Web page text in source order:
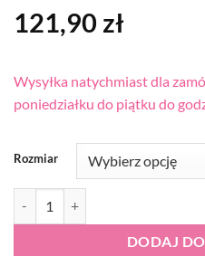
121,90 zł
Wysyłka natychmiast dla
poniedziałku do piątku do
Rozmiar
DODAJ